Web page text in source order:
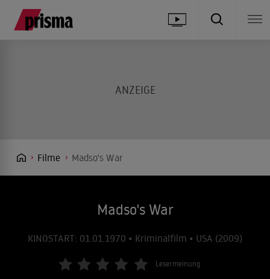
Filme Madso's War
Madso's War
KINOSTART: 01.01.1970 • Kriminalfilm • USA (2009)
Lesermeinung